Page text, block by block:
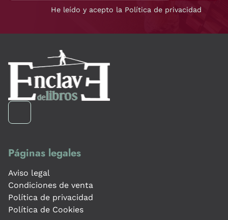
He leído y acepto la Política de privacidad
Páginas legales
Aviso legal
Condiciones de venta
Política de privacidad
Política de Cookies